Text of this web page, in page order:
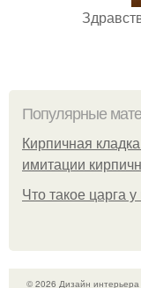
Популярные
Кирпичная
имитации
Что такое царга
© 2026 Дизайн интерьера